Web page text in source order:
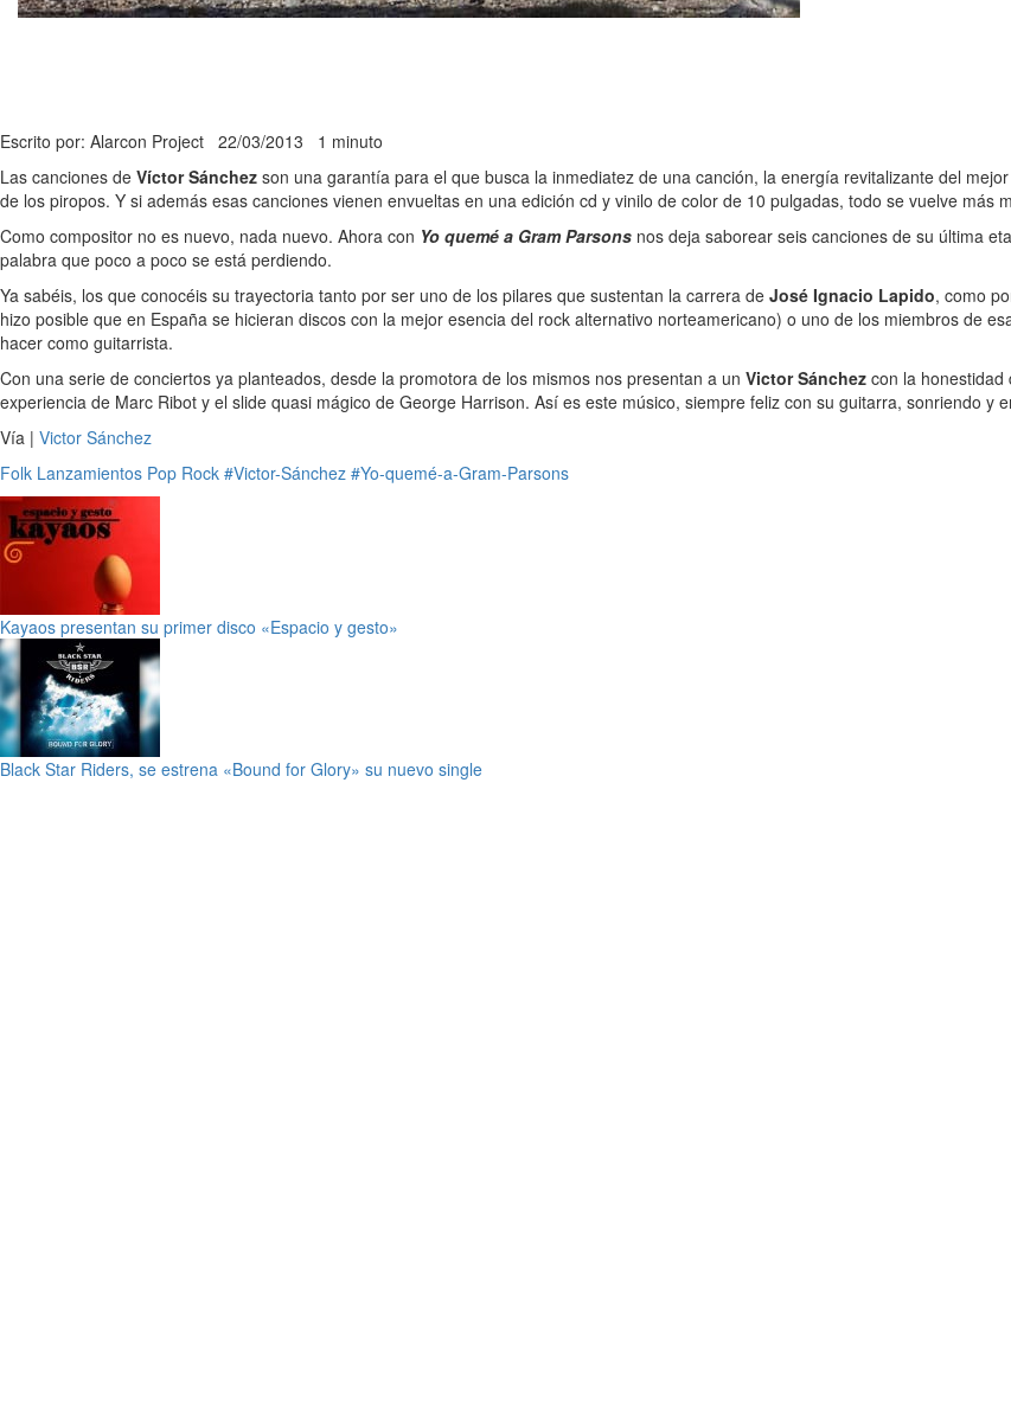
Escrito por: Alarcon Project 22/03/2013 1 minuto
Las canciones de Víctor Sánchez son una garantía para el que busca la inmediatez de una canción, la energía revitalizante del
de los piropos. Y si además esas canciones vienen envueltas en una edición cd y vinilo de color de 10 pulgadas, todo se vuelve más
Como compositor no es nuevo, nada nuevo. Ahora con Yo quemé a Gram Parsons nos deja saborear seis canciones de su última
palabra que poco a poco se está perdiendo.
Ya sabéis, los que conocéis su trayectoria tanto por ser uno de los pilares que sustentan la carrera de José Ignacio Lapido, como
hizo posible que en España se hicieran discos con la mejor esencia del rock alternativo norteamericano) o uno de los miembros de
hacer como guitarrista.
Con una serie de conciertos ya planteados, desde la promotora de los mismos nos presentan a un Victor Sánchez con la honestidad
experiencia de Marc Ribot y el slide quasi mágico de George Harrison. Así es este músico, siempre feliz con su guitarra, sonriendo y
Vía | Victor Sánchez
Folk Lanzamientos Pop Rock #Victor-Sánchez #Yo-quemé-a-Gram-Parsons
Kayaos presentan su primer disco «Espacio y gesto»
Black Star Riders, se estrena «Bound for Glory» su nuevo single